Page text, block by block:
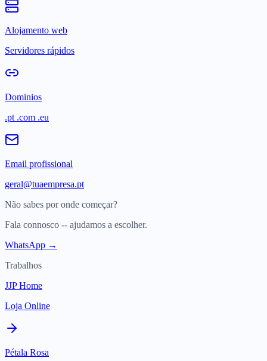
Alojamento web
Servidores rápidos
Dominios
.pt .com .eu
Email profissional
geral@tuaempresa.pt
Não sabes por onde começar?
Fala connosco -- ajudamos a escolher.
WhatsApp →
Trabalhos
JJP Home
Loja Online
Pétala Rosa